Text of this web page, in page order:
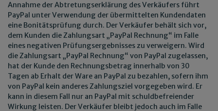
Annahme der Abtretungserklärung des Verkäufers führt
PayPal unter Verwendung der übermittelten Kundendaten
eine Bonitätsprüfung durch. Der Verkäufer behält sich vor,
dem Kunden die Zahlungsart „PayPal Rechnung“ im Falle
eines negativen Prüfungsergebnisses zu verweigern. Wird
die Zahlungsart „PayPal Rechnung“ von PayPal zugelassen,
hat der Kunde den Rechnungsbetrag innerhalb von 30
Tagen ab Erhalt der Ware an PayPal zu bezahlen, sofern ihm
von PayPal kein anderes Zahlungsziel vorgegeben wird. Er
kann in diesem Fall nur an PayPal mit schuldbefreiender
Wirkung leisten. Der Verkäufer bleibt jedoch auch im Falle